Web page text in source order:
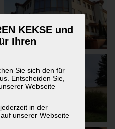
KEKSE und
Ihren
Sie sich den für
Entscheiden Sie,
Webseite
in der
unserer Webseite